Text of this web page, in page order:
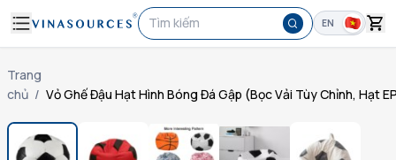
Tìm kiếm EN
Trang
chủ / Vỏ Ghế Đậu Hạt Hình Bóng Đá Gập (Bọc Vải Tùy Chỉnh, Hạt